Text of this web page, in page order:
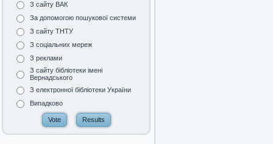
З сайту ВАК
За допомогою пошукової системи
З сайту ТНТУ
З соціальних мереж
З реклами
З сайту бібліотеки імені
Вернадського
З електронної бібліотеки України
Випадково